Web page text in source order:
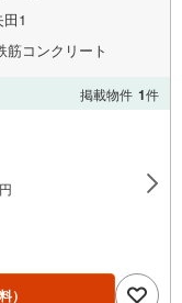
1
筋コンクリート
掲載物件 1件
）